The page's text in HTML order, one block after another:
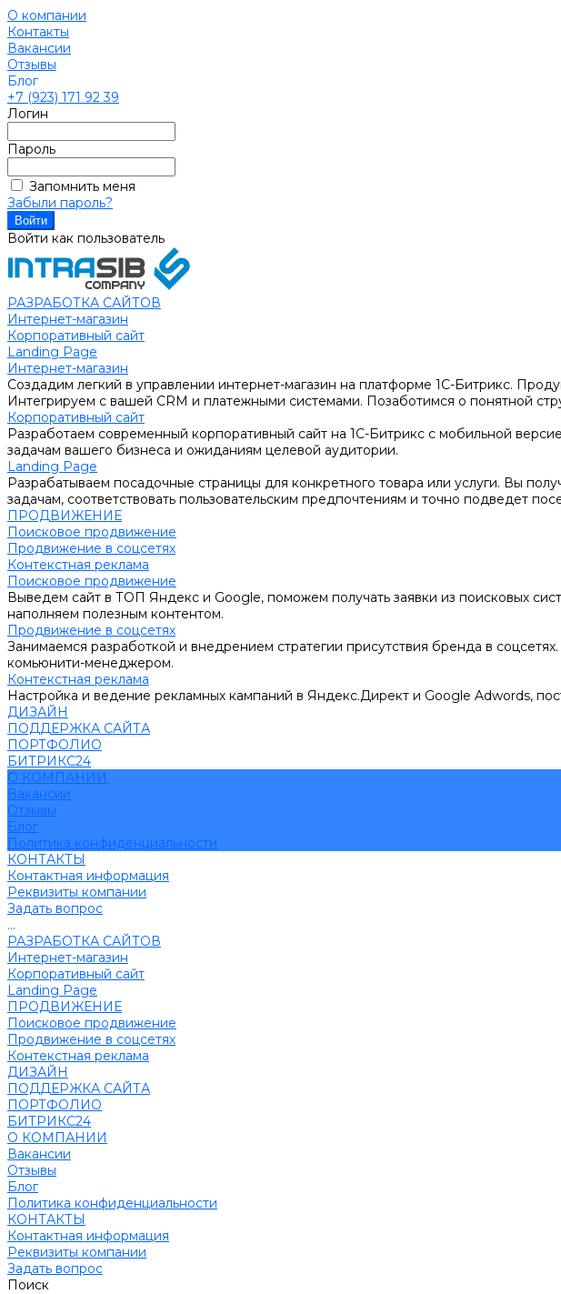
О компании
Контакты
Вакансии
Отзывы
Блог
+7 (923) 171 92 39
Логин
Пароль
Запомнить меня
Забыли пароль?
Войти как пользователь
РАЗРАБОТКА САЙТОВ
Интернет-магазин
Корпоративный сайт
Landing Page
Интернет-магазин
Создадим легкий в управлении интернет-магазин на платформе 1С-Битрикс.
Интегрируем с вашей CRM и платежными системами. Позаботимся о понятной
Корпоративный сайт
Разработаем современный корпоративный сайт на 1С-Битрикс с мобильной
задачам вашего бизнеса и ожиданиям целевой аудитории.
Landing Page
Разрабатываем посадочные страницы для конкретного товара или услуги. Вы
задачам, соответствовать пользовательским предпочтениям и точно подведет
ПРОДВИЖЕНИЕ
Поисковое продвижение
Продвижение в соцсетях
Контекстная реклама
Поисковое продвижение
Выведем сайт в ТОП Яндекс и Google, поможем получать заявки из поисковых
наполняем полезным контентом.
Продвижение в соцсетях
Занимаемся разработкой и внедрением стратегии присутствия бренда в
комьюнити-менеджером.
Контекстная реклама
Настройка и ведение рекламных кампаний в Яндекс.Директ и Google Adwords,
ДИЗАЙН
ПОДДЕРЖКА САЙТА
ПОРТФОЛИО
БИТРИКС24
О КОМПАНИИ
Вакансии
Отзывы
Блог
Политика конфиденциальности
КОНТАКТЫ
Контактная информация
Реквизиты компании
Задать вопрос
...
РАЗРАБОТКА САЙТОВ
Интернет-магазин
Корпоративный сайт
Landing Page
ПРОДВИЖЕНИЕ
Поисковое продвижение
Продвижение в соцсетях
Контекстная реклама
ДИЗАЙН
ПОДДЕРЖКА САЙТА
ПОРТФОЛИО
БИТРИКС24
О КОМПАНИИ
Вакансии
Отзывы
Блог
Политика конфиденциальности
КОНТАКТЫ
Контактная информация
Реквизиты компании
Задать вопрос
Поиск